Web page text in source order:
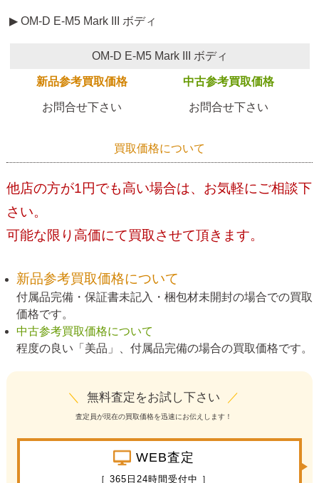
▶ OM-D E-M5 Mark III ボディ
OM-D E-M5 Mark III ボディ
新品参考買取価格 中古参考買取価格
お問合せ下さい お問合せ下さい
買取価格について
他店の方が1円でも高い場合は、お気軽にご相談下
さい。
可能な限り高価にて買取させて頂きます。
新品参考買取価格について
付属品完備・保証書未記入・梱包材未開封の場合での買取
価格です。
中古参考買取価格について
程度の良い「美品」、付属品完備の場合の買取価格です。
＼ 無料査定をお試し下さい ／
査定員が現在の買取価格を迅速にお伝えします！
WEB査定
［ 365日24時間受付中 ］